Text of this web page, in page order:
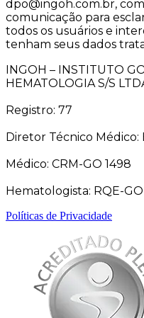
dpo@ingoh.com.br,
comunicação para
todos os usuários e
tenham seus dados
INGOH – INSTITUTO
HEMATOLOGIA S/S
Registro: 77
Diretor Técnico Médico:
Médico: CRM-GO 1498
Hematologista: RQE-
Políticas de Privacidade